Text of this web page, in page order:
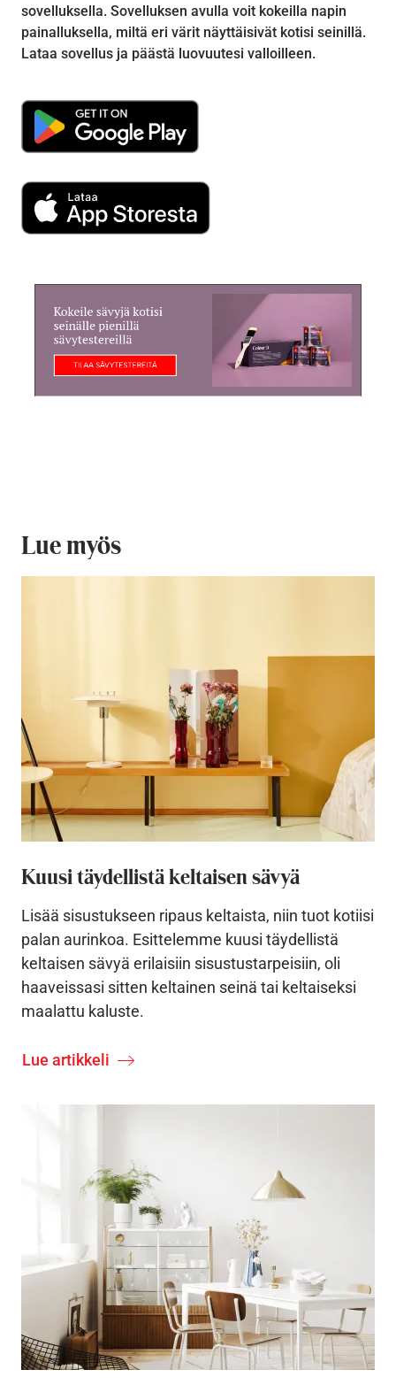
sovelluksella. Sovelluksen avulla voit kokeilla napin
painalluksella, miltä eri värit näyttäisivät kotisi seinillä.
Lataa sovellus ja päästä luovuutesi valloilleen.
Lue myös
Kuusi täydellistä keltaisen sävyä
Lisää sisustukseen ripaus keltaista, niin tuot kotiisi
palan aurinkoa. Esittelemme kuusi täydellistä
keltaisen sävyä erilaisiin sisustustarpeisiin, oli
haaveissasi sitten keltainen seinä tai keltaiseksi
maalattu kaluste.
Lue artikkeli